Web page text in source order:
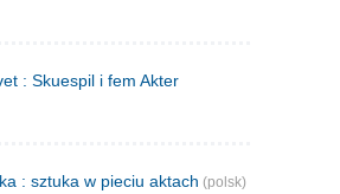
: Skuespil i fem Akter
: sztuka w pieciu aktach (polsk)